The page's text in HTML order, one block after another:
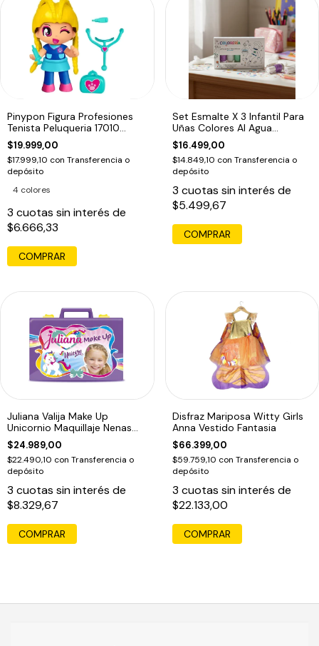
Pinypon Figura Profesiones
Tenista Peluqueria 17010
Colec Ed
$19.999,00
$17.999,10 con Transferencia o
depósito
4 colores
3 cuotas sin interés de
$6.666,33
COMPRAR
Set Esmalte X 3 Infantil Para
Uñas Colores Al Agua
Coloreria
$16.499,00
$14.849,10 con Transferencia o
depósito
3 cuotas sin interés de
$5.499,67
COMPRAR
Juliana Valija Make Up
Unicornio Maquillaje Nenas
Infantil
$24.989,00
$22.490,10 con Transferencia o
depósito
3 cuotas sin interés de
$8.329,67
COMPRAR
Disfraz Mariposa Witty Girls
Anna Vestido Fantasia
$66.399,00
$59.759,10 con Transferencia o
depósito
3 cuotas sin interés de
$22.133,00
COMPRAR